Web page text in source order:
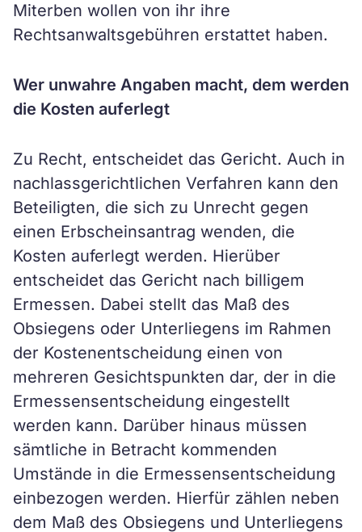
Miterben wollen von ihr ihre
Rechtsanwaltsgebühren erstattet haben.
Wer unwahre Angaben macht, dem werden
die Kosten auferlegt
Zu Recht, entscheidet das Gericht. Auch in
nachlassgerichtlichen Verfahren kann den
Beteiligten, die sich zu Unrecht gegen
einen Erbscheinsantrag wenden, die
Kosten auferlegt werden. Hierüber
entscheidet das Gericht nach billigem
Ermessen. Dabei stellt das Maß des
Obsiegens oder Unterliegens im Rahmen
der Kostenentscheidung einen von
mehreren Gesichtspunkten dar, der in die
Ermessensentscheidung eingestellt
werden kann. Darüber hinaus müssen
sämtliche in Betracht kommenden
Umstände in die Ermessensentscheidung
einbezogen werden. Hierfür zählen neben
dem Maß des Obsiegens und Unterliegens